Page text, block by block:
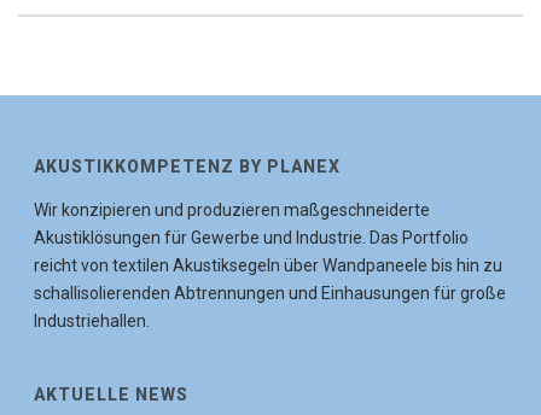
AKUSTIKKOMPETENZ BY PLANEX
Wir konzipieren und produzieren maßgeschneiderte
Akustiklösungen für Gewerbe und Industrie. Das Portfolio
reicht von textilen Akustiksegeln über Wandpaneele bis hin zu
schallisolierenden Abtrennungen und Einhausungen für große
Industriehallen.
AKTUELLE NEWS